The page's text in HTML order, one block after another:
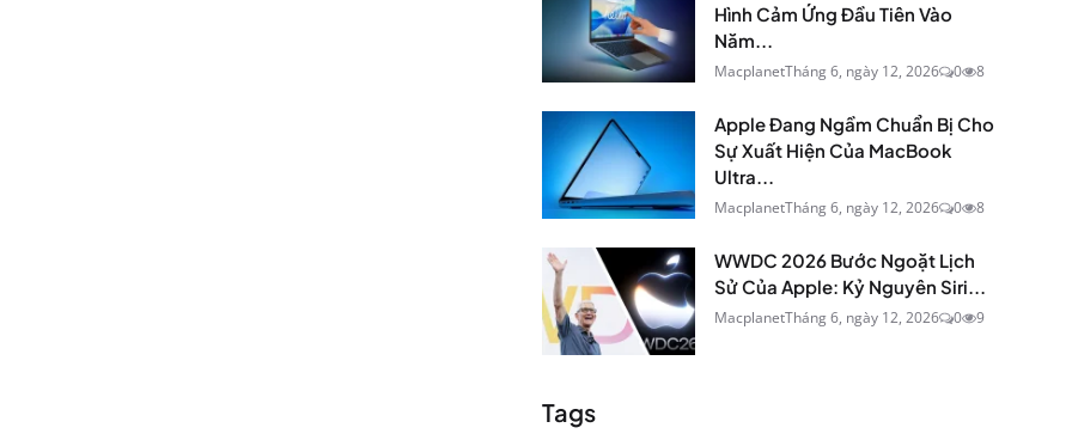
Hình Cảm Ứng Đầu Tiên Vào
Năm...
MacplanetTháng 6, ngày 12, 2026 0 8
Apple Đang Ngầm Chuẩn Bị Cho
Sự Xuất Hiện Của MacBook
Ultra...
MacplanetTháng 6, ngày 12, 2026 0 8
WWDC 2026 Bước Ngoặt Lịch
Sử Của Apple: Kỷ Nguyên Siri...
MacplanetTháng 6, ngày 12, 2026 0 9
Tags